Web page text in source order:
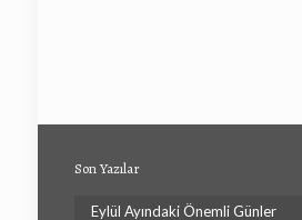
Son Yazılar
Eylül Ayındaki Önemli Günler